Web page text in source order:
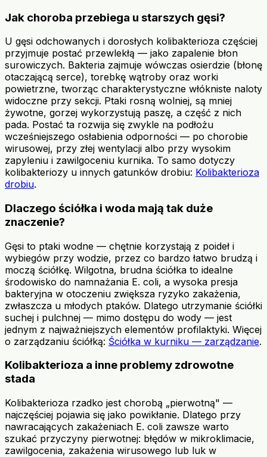
Jak choroba przebiega u starszych gęsi?
U gęsi odchowanych i dorosłych kolibakterioza częściej
przyjmuje postać przewlekłą — jako zapalenie błon
surowiczych. Bakteria zajmuje wówczas osierdzie (błonę
otaczającą serce), torebkę wątroby oraz worki
powietrzne, tworząc charakterystyczne włókniste naloty
widoczne przy sekcji. Ptaki rosną wolniej, są mniej
żywotne, gorzej wykorzystują paszę, a część z nich
pada. Postać ta rozwija się zwykle na podłożu
wcześniejszego osłabienia odporności — po chorobie
wirusowej, przy złej wentylacji albo przy wysokim
zapyleniu i zawilgoceniu kurnika. To samo dotyczy
kolibakteriozy u innych gatunków drobiu: Kolibakterioza
drobiu.
Dlaczego ściółka i woda mają tak duże
znaczenie?
Gęsi to ptaki wodne — chętnie korzystają z poideł i
wybiegów przy wodzie, przez co bardzo łatwo brudzą i
moczą ściółkę. Wilgotna, brudna ściółka to idealne
środowisko do namnażania E. coli, a wysoka presja
bakteryjna w otoczeniu zwiększa ryzyko zakażenia,
zwłaszcza u młodych ptaków. Dlatego utrzymanie ściółki
suchej i pulchnej — mimo dostępu do wody — jest
jednym z najważniejszych elementów profilaktyki. Więcej
o zarządzaniu ściółką: Ściółka w kurniku — zarządzanie.
Kolibakterioza a inne problemy zdrowotne
stada
Kolibakterioza rzadko jest chorobą „pierwotną" —
najczęściej pojawia się jako powikłanie. Dlatego przy
nawracających zakażeniach E. coli zawsze warto
szukać przyczyny pierwotnej: błędów w mikroklimacie,
zawilgocenia, zakażenia wirusowego lub luk w